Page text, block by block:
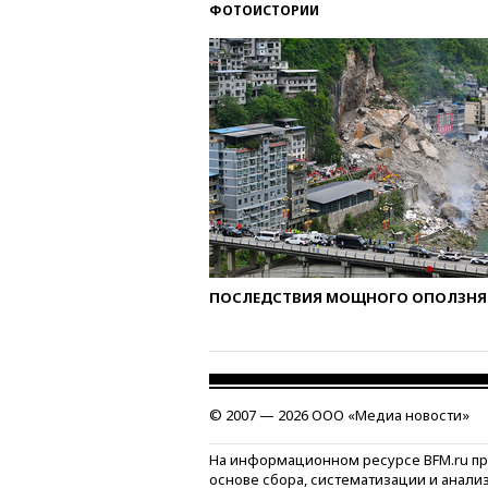
ФОТОИСТОРИИ
ПОСЛЕДСТВИЯ МОЩНОГО ОПОЛЗНЯ
© 2007 — 2026 ООО «Медиа новости»
На информационном ресурсе BFM.ru
основе сбора, систематизации и